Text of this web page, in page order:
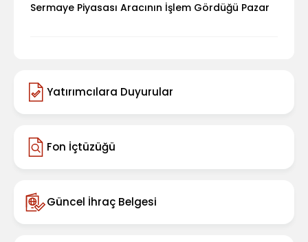
Sermaye Piyasası Aracının İşlem Gördüğü Pazar
Yatırımcılara Duyurular
Fon İçtüzüğü
Güncel İhraç Belgesi